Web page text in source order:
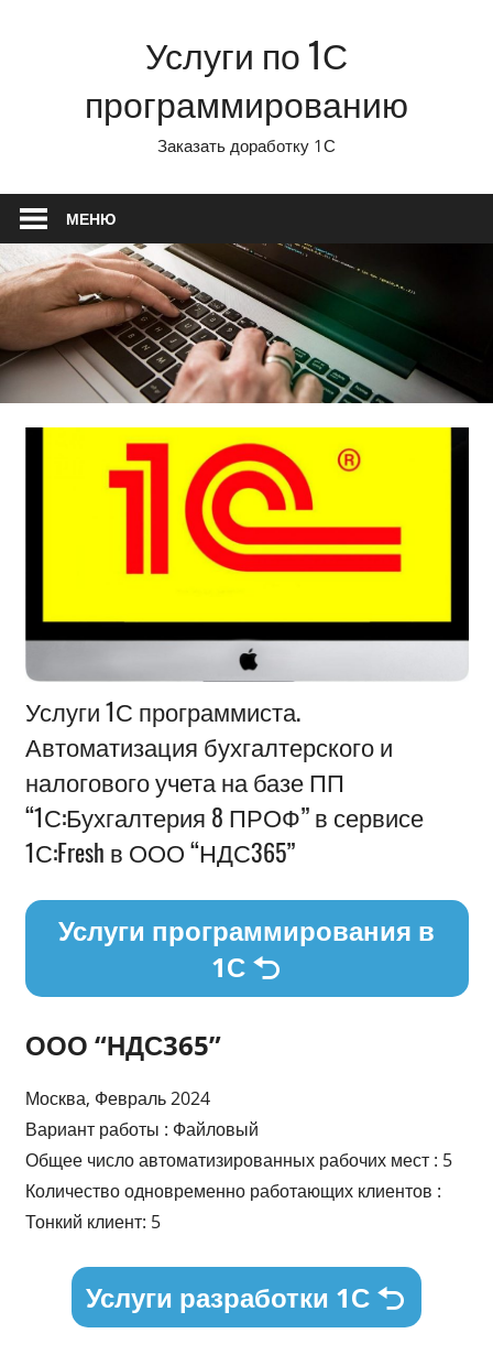
Услуги по 1С
программированию
Заказать доработку 1С
МЕНЮ
Информация
Услуги 1С программиста.
Автоматизация бухгалтерского и
налогового учета на базе ПП
“1С:Бухгалтерия 8 ПРОФ” в сервисе
1С:Fresh в ООО “НДС365”
Услуги программирования в
1С
ООО “НДС365”
Москва, Февраль 2024
Вариант работы : Файловый
Общее число автоматизированных рабочих мест : 5
Количество одновременно работающих клиентов :
Тонкий клиент: 5
Услуги разработки 1С